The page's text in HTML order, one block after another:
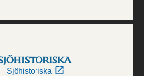
Sjöhistoriska